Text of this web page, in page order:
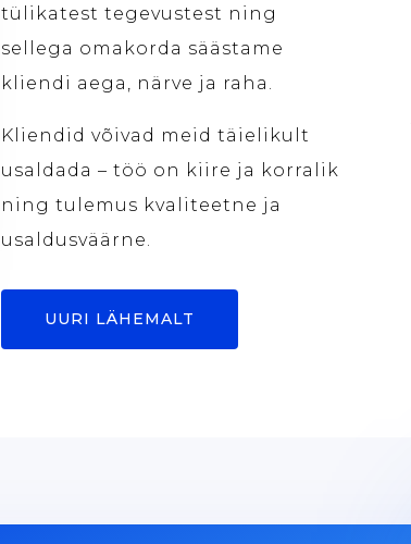
tülikatest tegevustest ning
sellega omakorda säästame
kliendi aega, närve ja raha.
Kliendid võivad meid täielikult
usaldada – töö on kiire ja korralik
ning tulemus kvaliteetne ja
usaldusväärne.
UURI LÄHEMALT